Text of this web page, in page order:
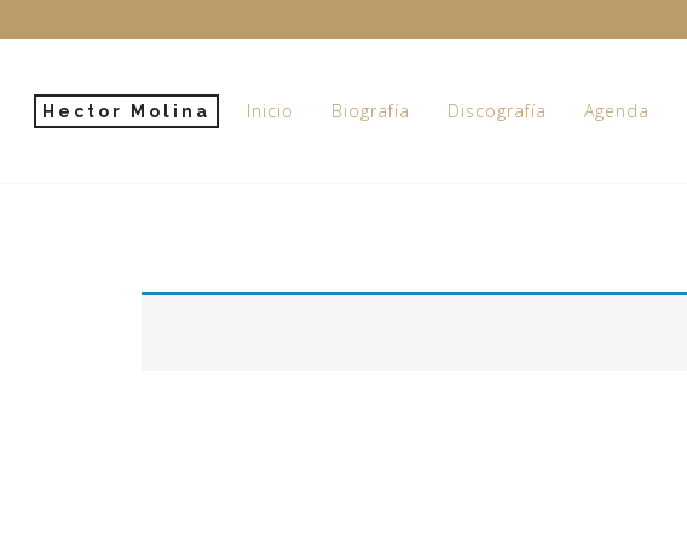
Hector Molina Inicio Biografía Discografía Agenda